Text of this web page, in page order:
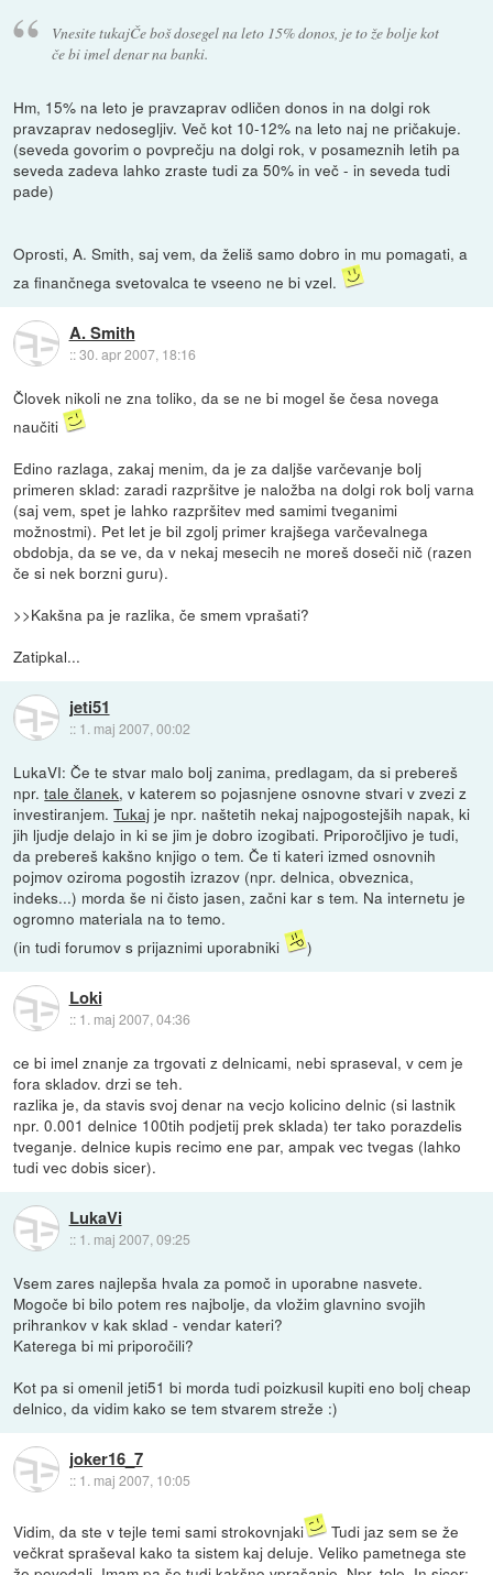
Vnesite tukajČe boš dosegel na leto 15% donos, je to že bolje kot
če bi imel denar na banki.
Hm, 15% na leto je pravzaprav odličen donos in na dolgi rok
pravzaprav nedosegljiv. Več kot 10-12% na leto naj ne pričakuje.
(seveda govorim o povprečju na dolgi rok, v posameznih letih pa
seveda zadeva lahko zraste tudi za 50% in več - in seveda tudi
pade)
Oprosti, A. Smith, saj vem, da želiš samo dobro in mu pomagati, a
za finančnega svetovalca te vseeno ne bi vzel.
A. Smith
::30. apr 2007, 18:16
Človek nikoli ne zna toliko, da se ne bi mogel še česa novega
naučiti
Edino razlaga, zakaj menim, da je za daljše varčevanje bolj
primeren sklad: zaradi razpršitve je naložba na dolgi rok bolj varna
(saj vem, spet je lahko razpršitev med samimi tveganimi
možnostmi). Pet let je bil zgolj primer krajšega varčevalnega
obdobja, da se ve, da v nekaj mesecih ne moreš doseči nič (razen
če si nek borzni guru).
>>Kakšna pa je razlika, če smem vprašati?
Zatipkal...
jeti51
:: 1. maj 2007, 00:02
LukaVI: Če te stvar malo bolj zanima, predlagam, da si prebereš
npr.tale članek, v katerem so pojasnjene osnovne stvari v zvezi z
investiranjem.Tukaj je npr. naštetih nekaj najpogostejših napak, ki
jih ljudje delajo in ki se jim je dobro izogibati. Priporočljivo je tudi,
da prebereš kakšno knjigo o tem. Če ti kateri izmed osnovnih
pojmov oziroma pogostih izrazov (npr. delnica, obveznica,
indeks...) morda še ni čisto jasen, začni kar s tem. Na internetu je
ogromno materiala na to temo.
(in tudi forumov s prijaznimi uporabniki
)
Loki
:: 1. maj 2007, 04:36
ce bi imel znanje za trgovati z delnicami, nebi spraseval, v cem je
fora skladov. drzi se teh.
razlika je, da stavis svoj denar na vecjo kolicino delnic (si lastnik
npr. 0.001 delnice 100tih podjetij prek sklada) ter tako porazdelis
tveganje. delnice kupis recimo ene par, ampak vec tvegas (lahko
tudi vec dobis sicer).
LukaVi
:: 1. maj 2007, 09:25
Vsem zares najlepša hvala za pomoč in uporabne nasvete.
Mogoče bi bilo potem res najbolje, da vložim glavnino svojih
prihrankov v kak sklad - vendar kateri?
Katerega bi mi priporočili?
Kot pa si omenil jeti51 bi morda tudi poizkusil kupiti eno bolj cheap
delnico, da vidim kako se tem stvarem streže :)
joker16_7
:: 1. maj 2007, 10:05
Vidim, da ste v tejle temi sami strokovnjaki
Tudi jaz sem se že
večkrat spraševal kako ta sistem kaj deluje. Veliko pametnega ste